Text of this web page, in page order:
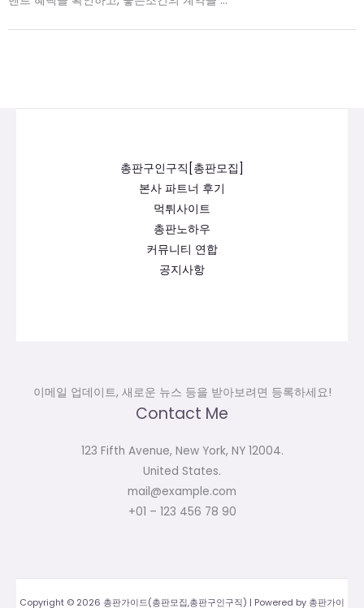
총판구인구직[총판모집]
본사 파트너 후기
먹튀사이트
총판노하우
커뮤니티 연합
공지사항
이메일 업데이트, 새로운 뉴스 등을 받아보려면 등록하세요!
Contact Me
123 Fifth Avenue, New York, NY 12004.
United States.
mail@example.com
+01 – 123 456 78 90
Copyright © 2026 총판가이드(총판모집,총판구인구직) | Powered by 총판가이